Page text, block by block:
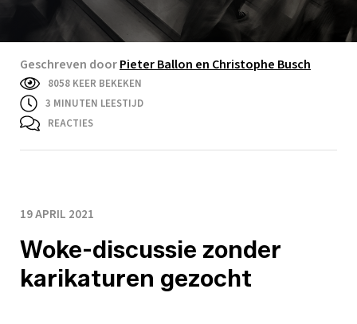
Geschreven doorPieter Ballon en Christophe Busch
8058 KEER BEKEKEN
3 MINUTEN LEESTIJD
REACTIES
19 APRIL 2021
Woke-discussie zonder
karikaturen gezocht